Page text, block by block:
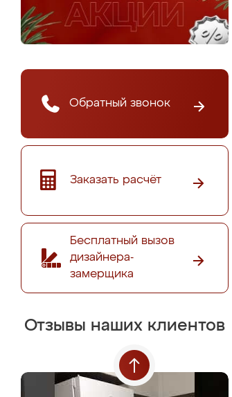
Обратный звонок
Заказать расчёт
Бесплатный вызов
дизайнера-
замерщика
Отзывы наших клиентов